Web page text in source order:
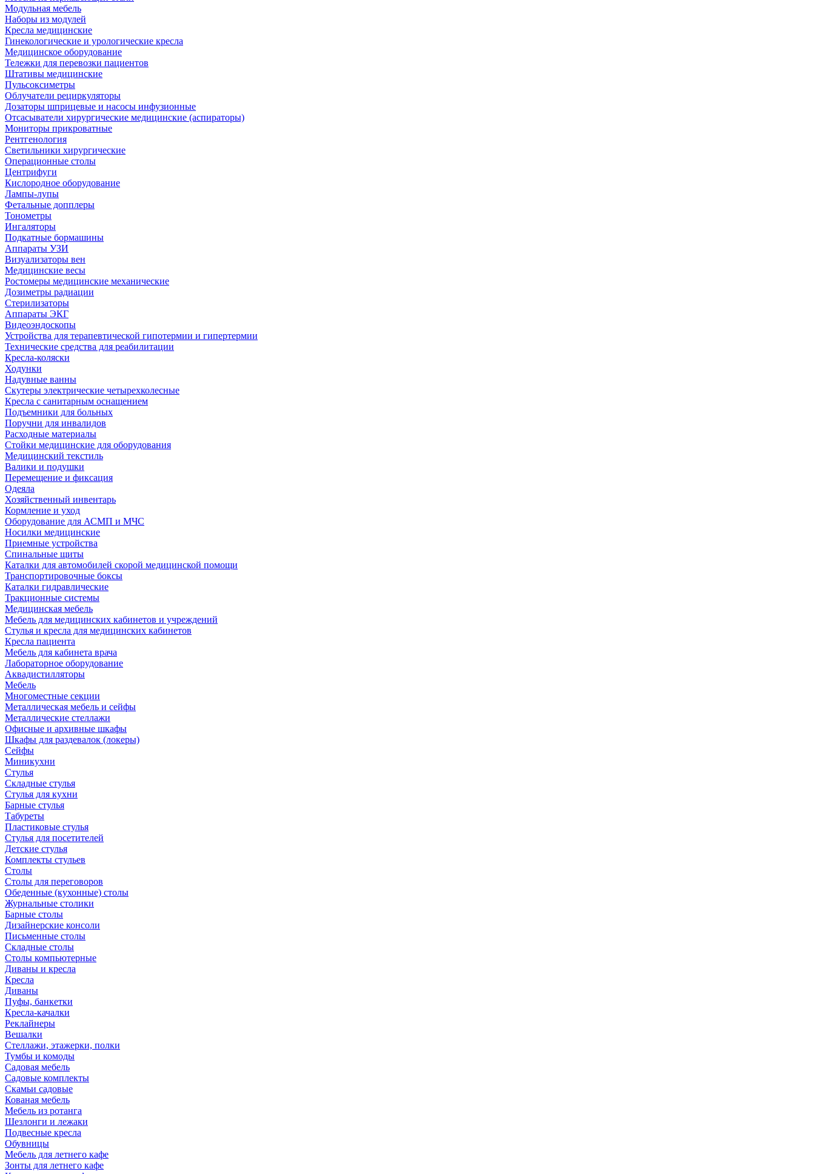
Модульная мебель
Наборы из модулей
Кресла медицинские
Гинекологические и урологические кресла
Медицинское оборудование
Тележки для перевозки пациентов
Штативы медицинские
Пульсоксиметры
Облучатели рециркуляторы
Дозаторы шприцевые и насосы инфузионные
Отсасыватели хирургические медицинские (аспираторы)
Мониторы прикроватные
Рентгенология
Светильники хирургические
Операционные столы
Центрифуги
Кислородное оборудование
Лампы-лупы
Фетальные допплеры
Тонометры
Ингаляторы
Подкатные бормашины
Аппараты УЗИ
Визуализаторы вен
Медицинские весы
Ростомеры медицинские механические
Дозиметры радиации
Стерилизаторы
Аппараты ЭКГ
Видеоэндоскопы
Устройства для терапевтической гипотермии и гипертермии
Технические средства для реабилитации
Кресла-коляски
Ходунки
Надувные ванны
Скутеры электрические четырехколесные
Кресла с санитарным оснащением
Подъемники для больных
Поручни для инвалидов
Расходные материалы
Стойки медицинские для оборудования
Медицинский текстиль
Валики и подушки
Перемещение и фиксация
Одеяла
Хозяйственный инвентарь
Кормление и уход
Оборудование для АСМП и МЧС
Носилки медицинские
Приемные устройства
Спинальные щиты
Каталки для автомобилей скорой медицинской помощи
Транспортировочные боксы
Каталки гидравлические
Тракционные системы
Медицинская мебель
Мебель для медицинских кабинетов и учреждений
Стулья и кресла для медицинских кабинетов
Кресла пациента
Мебель для кабинета врача
Лабораторное оборудование
Аквадистилляторы
Мебель
Многоместные секции
Металлическая мебель и сейфы
Металлические стеллажи
Офисные и архивные шкафы
Шкафы для раздевалок (локеры)
Сейфы
Миникухни
Стулья
Складные стулья
Стулья для кухни
Барные стулья
Табуреты
Пластиковые стулья
Стулья для посетителей
Детские стулья
Комплекты стульев
Столы
Столы для переговоров
Обеденные (кухонные) столы
Журнальные столики
Барные столы
Дизайнерские консоли
Письменные столы
Складные столы
Столы компьютерные
Диваны и кресла
Кресла
Диваны
Пуфы, банкетки
Кресла-качалки
Реклайнеры
Вешалки
Стеллажи, этажерки, полки
Тумбы и комоды
Садовая мебель
Садовые комплекты
Скамьи садовые
Кованая мебель
Мебель из ротанга
Шезлонги и лежаки
Подвесные кресла
Обувницы
Мебель для летнего кафе
Зонты для летнего кафе